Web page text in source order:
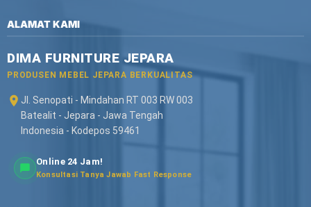
ALAMAT KAMI
DIMA FURNITURE JEPARA
PRODUSEN MEBEL JEPARA BERKUALITAS
Jl. Senopati - Mindahan RT 003 RW 003
Batealit - Jepara - Jawa Tengah
Indonesia - Kodepos 59461
Online 24 Jam!
Konsultasi Tanya Jawab Fast Response